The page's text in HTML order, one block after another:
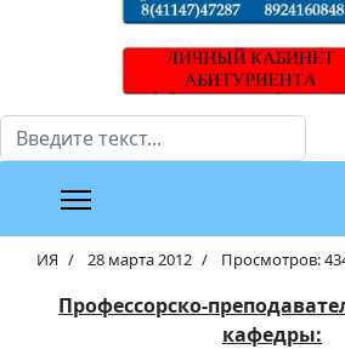
Поиск
ИЯ 28 марта 2012 Просмотров:
Профессорско-
кафедры: